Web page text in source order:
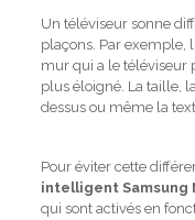
Un téléviseur sonne
plaçons. Par exemple,
mur qui a le téléviseur
plus éloigné. La taille,
dessus ou même la
Pour éviter cette
intelligent Samsung
qui sont activés en